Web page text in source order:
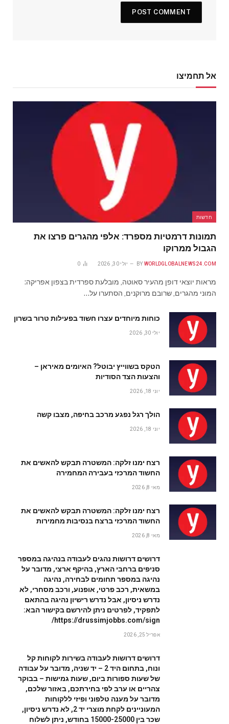
אל תחמיצו
חדשות
תמונות דרמטיות מספרד: אלפי מהגרים פרצו את
הגבול ממרוקו
BY WORLDGLOBALNEWS24.COM יולי 30, 2026 0
מראות יוצאי דופן מהעיר סאוטה, מובלעת ספרדית בצפון אפריקה:
המוני מהגרים, שרובם מרוקנים, הסתערו על…
כוחות מיוחדים עצרו חשוד בפעילות טרור בשרון
יולי 30, 2026
הטקס בשווייץ יבוטל? האיומים מאיראן –
והצעות הצד הסודיות
יוני 18, 2026
הולך רגל נפגע מרכב בחיפה, מצבו קשה
יוני 18, 2026
רצח ימנו זלקה: המשטרה תבקש להאשים את
החשוד המרכזי בעבירה המחמירה
מאי 8, 2026
רצח ימנו זלקה: המשטרה תבקש להאשים את
החשוד המרכזי ברצח בנסיבות מחמירות
מאי 8, 2026
דרושים דרושות נהגים לעבודה בנהיגה במספר
סניפים ברחבי הארץ, בהיקף ארצי, מדובר על
נהיגה במספר תחומים לבחירה, נהיגה
במשאית, רכב פרטי, אופנוע, ורכב מסחרי, לא
נדרש ניסיון, אבל נדרש רישיון נהיגה בהתאם
לתפקיד, לפרטים ניתן להירשם בקישור הבא:
https://drussimjobbs.com/sign/
אפריל 25, 2026
דרושים דרושות לעבודה בשירות לקוחות קל
ונוח, בתחום היד 2 – יד שניה, מדובר על עבודה
של שעות ספורות ביום, שעות גמישות – בבוקר
צהריים או ערב לפי בחירתכם, באזור שלכם,
מדובר על מענה טלפוני ופיזי ללקוחות
המעוניינים לקחת מוצרי יד 2, לא נדרש ניסיון,
שכר בין 15000-25000 בחודש, ניתן לשלוח